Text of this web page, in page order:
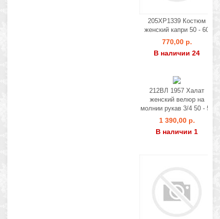
205ХР1339 Костюм
женский капри 50 - 60
770,00 р.
В наличии 24
212ВЛ 1957 Халат
женский велюр на
молнии рукав 3/4 50 - 56
1 390,00 р.
В наличии 1